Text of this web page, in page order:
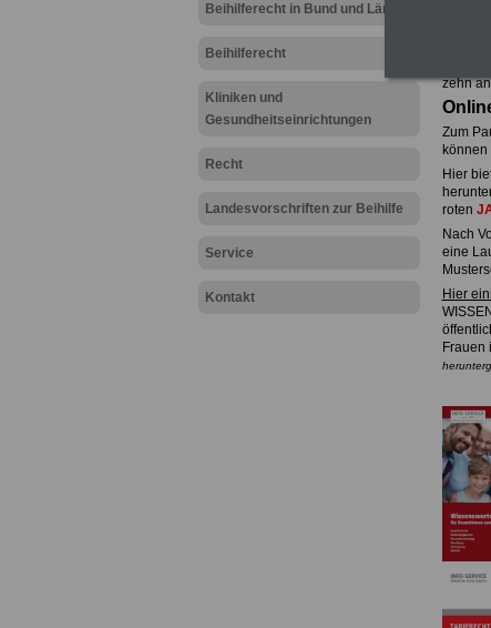
Beihilferecht in Bund und Ländern
Beihilferecht
Kliniken und
Gesundheitseinrichtungen
Recht
Landesvorschriften zur Beihilfe
Service
Kontakt
Hier
zehn
Zum
Hier
roten
Nach
eine
Hier
Frauen